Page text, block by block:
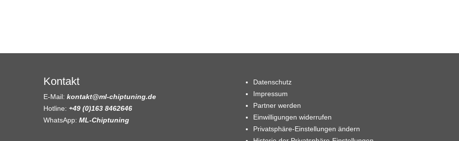
Kontakt
E-Mail: kontakt@ml-chiptuning.de
Hotline: +49 (0)163 8462646
WhatsApp: ML-Chiptuning
Datenschutz
Impressum
Partner werden
Einwilligungen widerrufen
Privatsphäre-Einstellungen ändern